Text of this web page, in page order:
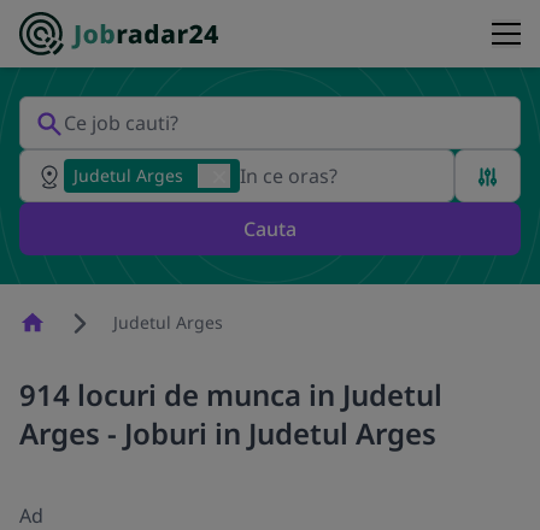
Judetul Arges
Cauta
HomepageJudetul Arges
914 locuri de munca in Judetul
Arges - Joburi in Judetul Arges
Ad